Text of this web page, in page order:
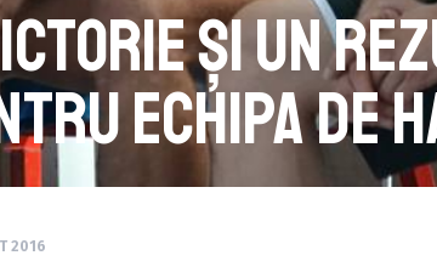
și un
echipa de
2016